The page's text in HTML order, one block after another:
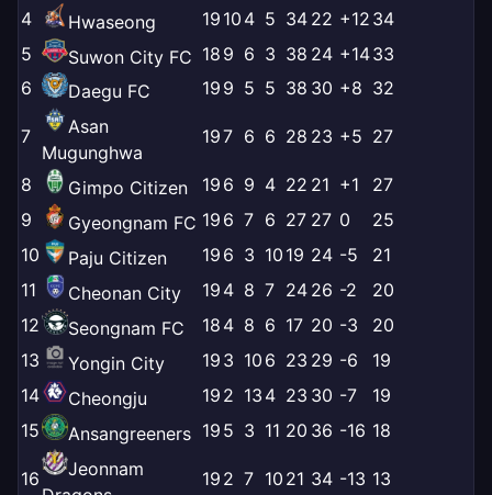
4
Hwaseong 19 10 4 5 34 22 +12 34
5
Suwon City FC 18 9 6 3 38 24 +1433
6
Daegu FC 19 9 5 5 38 30 +8 32
7
Asan
Mugunghwa
197 6 6 28 23 +5 27
8 Gimpo Citizen 19 6 9 4 22 21 +1
27
9
Gyeongnam FC 19 6 7 6 27 27 0
25
10
Paju Citizen 19 6 3 10 19 24 -5
21
11
Cheonan City 19 4 8 7 24 26 -2
20
12
Seongnam FC 18 4 8 6 17 20 -3
20
13
Yongin City 19 3 10 6 23 29 -6
19
14
Cheongju 19 2 13 4 23 30 -7
19
15
Ansangreeners 19 5 3 11 20 36 -16 18
16
Jeonnam
19 2 7 10 21 34 -13 13